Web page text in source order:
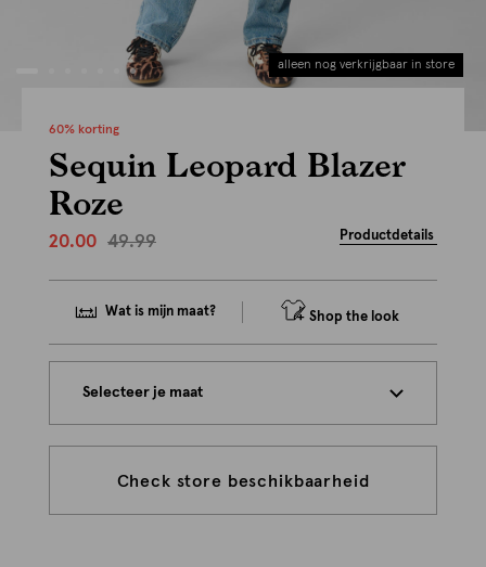
alleen nog verkrijgbaar in store
60% korting
Sequin Leopard Blazer
Roze
20.00 49.99 Productdetails
Wat is mijn maat? Shop the look
Selecteer je maat
Check store beschikbaarheid